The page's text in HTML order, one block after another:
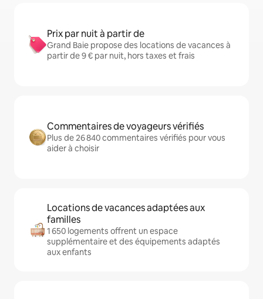
Prix par nuit à partir de
Grand Baie propose des locations de vacances à
partir de 9 € par nuit, hors taxes et frais
Commentaires de voyageurs vérifiés
Plus de 26 840 commentaires vérifiés pour vous
aider à choisir
Locations de vacances adaptées aux
familles
1 650 logements offrent un espace
supplémentaire et des équipements adaptés
aux enfants